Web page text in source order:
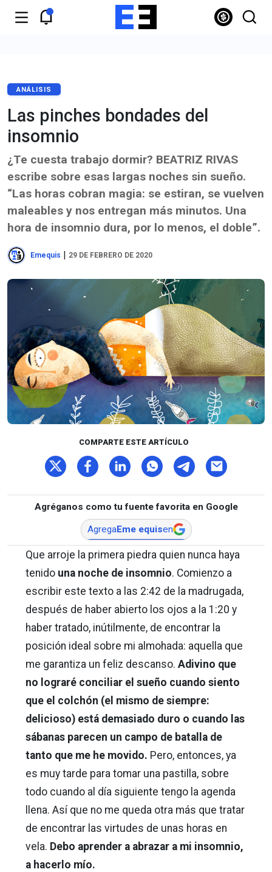
ANÁLISIS
Las pinches bondades del
insomnio
¿Te cuesta trabajo dormir? BEATRIZ RIVAS
escribe sobre esas largas noches sin sueño.
“Las horas cobran magia: se estiran, se vuelven
maleables y nos entregan más minutos. Una
hora de insomnio dura, por lo menos, el doble”.
Emequis | 29 DE FEBRERO DE 2020
COMPARTE ESTE ARTÍCULO
Agréganos como tu fuente favorita en Google
AgregaEme equisen
Que arroje la primera piedra quien nunca haya
tenido una noche de insomnio. Comienzo a
escribir este texto a las 2:42 de la madrugada,
después de haber abierto los ojos a la 1:20 y
haber tratado, inútilmente, de encontrar la
posición ideal sobre mi almohada: aquella que
me garantiza un feliz descanso. Adivino que
no lograré conciliar el sueño cuando siento
que el colchón (el mismo de siempre:
delicioso) está demasiado duro o cuando las
sábanas parecen un campo de batalla de
tanto que me he movido. Pero, entonces, ya
es muy tarde para tomar una pastilla, sobre
todo cuando al día siguiente tengo la agenda
llena. Así que no me queda otra más que tratar
de encontrar las virtudes de unas horas en
vela. Debo aprender a abrazar a mi insomnio,
a hacerlo mío.